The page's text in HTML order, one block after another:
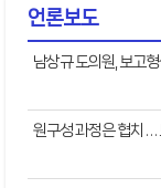
언론보도
남상규 도의원, 보고
원구성 과정은 협치 …